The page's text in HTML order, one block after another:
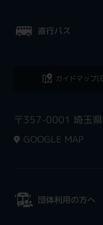
直行バス
ガイドマップ(
〒357-0001 埼玉
GOOGLE MAP
団体利用の方へ